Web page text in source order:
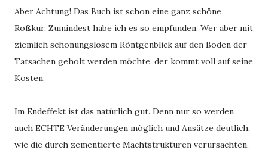
Aber Achtung! Das Buch ist schon eine ganz schöne
Roßkur. Zumindest habe ich es so empfunden. Wer aber mit
ziemlich schonungslosem Röntgenblick auf den Boden der
Tatsachen geholt werden möchte, der kommt voll auf seine
Kosten.
Im Endeffekt ist das natürlich gut. Denn nur so werden
auch ECHTE Veränderungen möglich und Ansätze deutlich,
wie die durch zementierte Machtstrukturen verursachten,